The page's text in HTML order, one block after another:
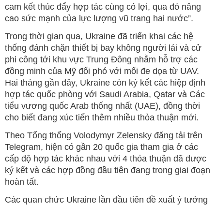
cam kết thúc đẩy hợp tác cùng có lợi, qua đó nâng
cao sức mạnh của lực lượng vũ trang hai nước”.
Trong thời gian qua, Ukraine đã triển khai các hệ
thống đánh chặn thiết bị bay không người lái và cử
phi công tới khu vực Trung Đông nhằm hỗ trợ các
đồng minh của Mỹ đối phó với mối đe dọa từ UAV.
Hai tháng gần đây, Ukraine còn ký kết các hiệp định
hợp tác quốc phòng với Saudi Arabia, Qatar và Các
tiểu vương quốc Arab thống nhất (UAE), đồng thời
cho biết đang xúc tiến thêm nhiều thỏa thuận mới.
Theo Tổng thống Volodymyr Zelensky đăng tải trên
Telegram, hiện có gần 20 quốc gia tham gia ở các
cấp độ hợp tác khác nhau với 4 thỏa thuận đã được
ký kết và các hợp đồng đầu tiên đang trong giai đoạn
hoàn tất.
Các quan chức Ukraine lần đầu tiên đề xuất ý tưởng